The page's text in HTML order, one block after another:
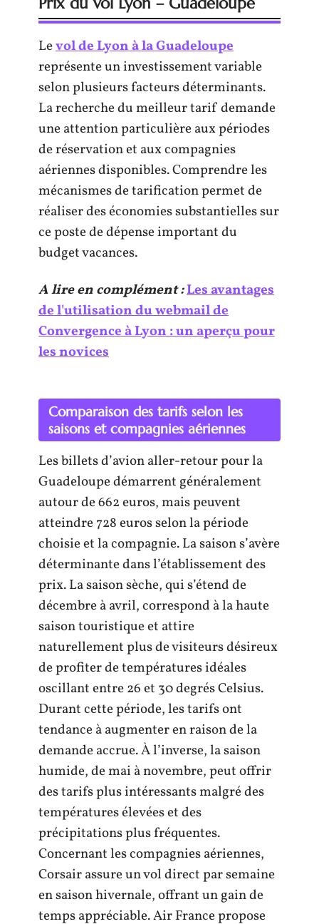
Levol de Lyon à la Guadeloupe
représente un investissement variable
selon plusieurs facteurs déterminants.
La recherche du meilleur tarif demande
une attention particulière aux périodes
de réservation et aux compagnies
aériennes disponibles. Comprendre les
mécanismes de tarification permet de
réaliser des économies substantielles sur
ce poste de dépense important du
budget vacances.
A lire en complément :Les avantages
de l'utilisation du webmail de
Convergence à Lyon : un aperçu pour
les novices
Comparaison des tarifs selon les
saisons et compagnies aériennes
Les billets d’avion aller-retour pour la
Guadeloupe démarrent généralement
autour de 662 euros, mais peuvent
atteindre 728 euros selon la période
choisie et la compagnie. La saison s’avère
déterminante dans l’établissement des
prix. La saison sèche, qui s’étend de
décembre à avril, correspond à la haute
saison touristique et attire
naturellement plus de visiteurs désireux
de profiter de températures idéales
oscillant entre 26 et 30 degrés Celsius.
Durant cette période, les tarifs ont
tendance à augmenter en raison de la
demande accrue. À l’inverse, la saison
humide, de mai à novembre, peut offrir
des tarifs plus intéressants malgré des
températures élevées et des
précipitations plus fréquentes.
Concernant les compagnies aériennes,
Corsair assure un vol direct par semaine
en saison hivernale, offrant un gain de
temps appréciable. Air France propose